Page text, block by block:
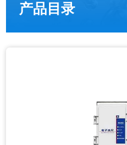
产品目录